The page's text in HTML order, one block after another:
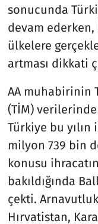
sonucunda
devam ederken,
ülkelere
artması dikkati
AA muhabirinin
(TİM)
Türkiye bu yılın
milyon 739 bin
konusu
bakıldığında
çekti.
Hırvatistan,